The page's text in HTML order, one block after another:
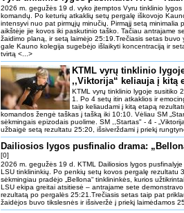
2026 m. gegužės 19 d. vyko įtemptos Vyru tinklinio
komandų. Po keturių atkaklių setų pergalę iškovojo
intensyvi nuo pat pirmųjų minučių. Pirmąjį setą
aikštėje jie kovos iki paskutinio taško. Tačiau antrajame
žaidimo planą, ir setą laimėjo 25:19.Trečiasis setas
gale Kauno kolegija sugebėjo išlaikyti koncentraciją ir
tvirtą <...>
KTML vyrų tinklinio
,,Viktorija“ keliauja į kitą
KTML vyrų tinklinio lygoje susitiko
1. Po 4 setų itin atkaklios ir
taip keliaudami į kitą etapą
komandos žengė taškas į tašką iki 10:10. Vėliau SM
sėkmingais epizodais puolime. SM ,,Startas" - 4 -
užbaigė setą rezultatu 25:20, išsiverždami į priekį
Dailiosios lygos pusfinalio drama:
[0]
2026 m. gegužės 19 d. KTML Dailiosios lygos
LSU tinklininkių. Po penkių setų kovos pergalę rezultatu
sėkmingiau pradėjo „Bellona“ tinklininkės, kurios
LSU ekipa greitai atsitiesė – antrajame sete
rezultatą po pergalės 25:21.Trečiasis setas taip pat
žaidėjos buvo tikslesnės ir išsiveržė į priekį laimėdamos